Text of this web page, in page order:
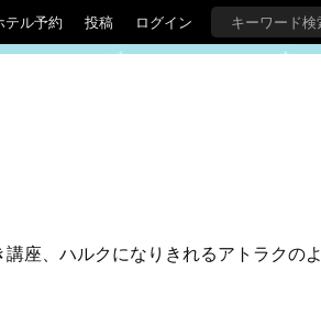
テル予約 投稿 ログイン
座、ハルクになりきれるアトラクのよ